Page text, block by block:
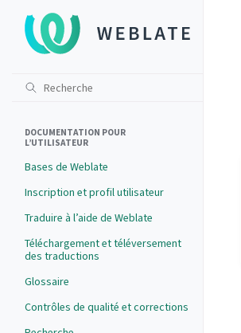
DOCUMENTATION POUR
L’UTILISATEUR
Bases de Weblate
Inscription et profil utilisateur
Traduire à l’aide de Weblate
Téléchargement et téléversement
des traductions
Glossaire
Contrôles de qualité et corrections